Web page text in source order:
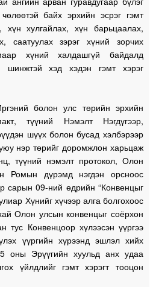
байх эрхийн эсрэг гэмт
хүн хулгайлах, хүн барьцаалах,
саатуулах зэрэг хүний зорчих
хүний халдашгүй байдалд
шинжтэй хэд хэдэн гэмт хэрэг
болон улс төрийн эрхийн
түүний Нэмэлт Нэгдүгээр,
шүүх болон бусад хэлбэрээр
нэр төрийг доромжлон харьцаж
түүний нэмэлт протокол, Олон
Ромын дүрэмд нэгдэн орсноос
сарын 09-ний өдрийн “Конвенцыг
Хүнийг хүчээр алга болгохоос
Олон улсын конвенцыг соёрхон
тус Конвенцоор хүлээсэн үүргээ
үүргийн хүрээнд эшлэл хийх
оны Эрүүгийн хуульд анх удаа
үйлдлийг гэмт хэрэгт тооцон